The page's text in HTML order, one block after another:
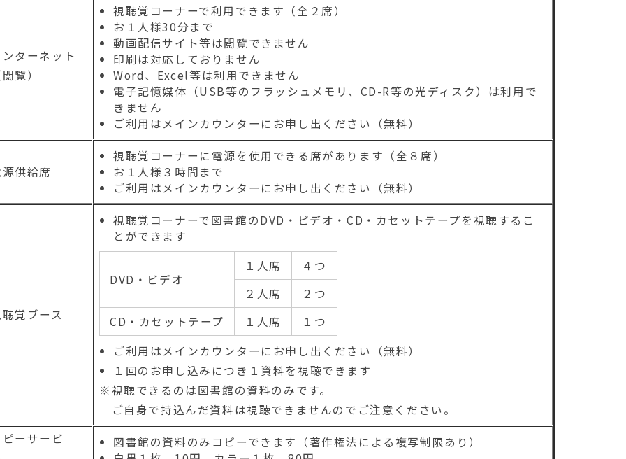
図書館日記 図書を寄贈してくださいました
図書館日記 「ブックコート講習会」開催のお知らせ
年05月01日 図書館日記 ５月の特別展示＆イベントのお知らせ
図書館日記
年04月01日 図書館日記 ４月の特別展示＆イベントのお知らせ
年03月01日 図書館日記 ３月の特別展示＆イベントのお知らせ
年02月15日 図書館日記 児童向けの図書を寄贈してくださいました
図書館日記
２月の特別展示＆イベントのお知らせ
１月の特別展示＆イベントのお知らせ
バックナンバー【2024年­むつ市立図­書館新着だ­より】
募集・イベント 令和６年度むつ市詩歌コンクール優秀作品を展示します
募集・イベント 令和６年度むつ市詩歌コンクールの入賞者を発表します
年12月01日 図書館日記 12月の特別展示＆イベントのお知らせ
ターネット
覧）
視聴覚コーナーで利用できます（全２席）
お１人様30分まで
動画配信サイト等は閲覧できません
印刷は対応しておりません
Word、Excel等は利用できません
電子記憶媒体（USB等のフラッシュメモリ、CD-R等の光ディスク）は利用で
きません
ご利用はメインカウンターにお申し出ください（無料）
供給席
視聴覚コーナーに電源を使用できる席があります（全８席）
お１人様３時間まで
ご利用はメインカウンターにお申し出ください（無料）
覚ブース
視聴覚コーナーで図書館のDVD・ビデオ・CD・カセットテープを視聴するこ
とができます
DVD・ビデオ
１人席
４つ
２人席
２つ
CD・カセットテープ
１人席
１つ
ご利用はメインカウンターにお申し出ください（無料）
１回のお申し込みにつき１資料を視聴できます
※視聴できるのは図書館の資料のみです。
ご自身で持込んだ資料は視聴できませんのでご注意ください。
ーサービ
図書館の資料のみコピーできます（著作権法による複写制限あり）